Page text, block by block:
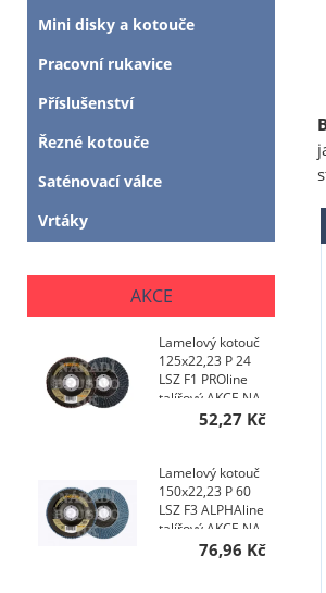
Mini disky a kotouče
Pracovní rukavice
Příslušenství
Řezné kotouče
Saténovací válce
Vrtáky
AKCE
Lamelový kotouč
125x22,23 P 24
LSZ F1 PROline
talířový AKCE NA
52,27 Kč
Lamelový kotouč
150x22,23 P 60
LSZ F3 ALPHAline
talířový AKCE NA
200 KS76,96 Kč